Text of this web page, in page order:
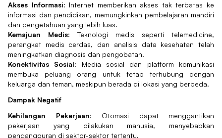
Akses Informasi: Internet memberikan akses tak terbatas ke
informasi dan pendidikan, memungkinkan pembelajaran mandiri
dan pengetahuan yang lebih luas.
Kemajuan Medis: Teknologi medis seperti telemedicine,
perangkat medis cerdas, dan analisis data kesehatan telah
meningkatkan diagnosis dan pengobatan.
Konektivitas Sosial: Media sosial dan platform komunikasi
membuka peluang orang untuk tetap terhubung dengan
keluarga dan teman, meskipun berada di lokasi yang berbeda.
Dampak Negatif
Kehilangan Pekerjaan: Otomasi dapat menggantikan
pekerjaan yang dilakukan manusia, menyebabkan
pengangguran di sektor-sektor tertentu.